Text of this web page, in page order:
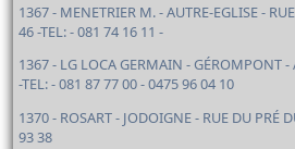
1367 - MENETRIER M. - AUTRE-EGLISE -
46 -TEL: - 081 74 16 11 -
1367 - LG LOCA GERMAIN - GÉROMPONT -
-TEL: - 081 87 77 00 - 0475 96 04 10
1370 - ROSART - JODOIGNE - RUE DU PRÉ
93 38